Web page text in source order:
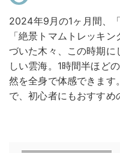
2024年9月の1ヶ月間、
「絶景トマムトレッキ
づいた木々、この時期に
しい雲海。1時間半ほど
然を全身で体感できま
で、初心者にもおすすめ